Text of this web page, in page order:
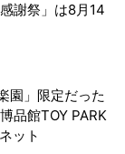
謝祭」は8月14
園」限定だった
品館TOY PARK
ット